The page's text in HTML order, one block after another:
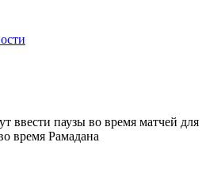
паузы во время матчей для
время Рамадана